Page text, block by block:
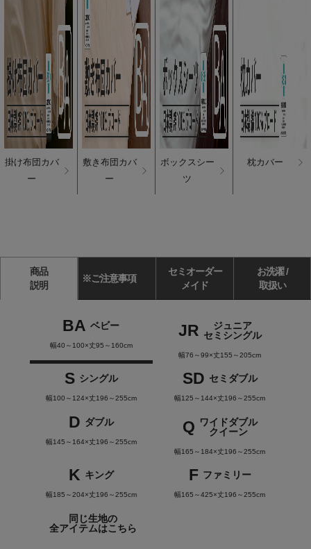
掛け布団カバ
ー
敷き布団カバ
ー
ボックスシー
ツ
枕カバー
商品
説明
※ご注意事項
セミオーダー
メイド
お洗濯 /
取扱い
BA ベビー
幅40～100×丈95～160cm
JR
ジュニア
セミシングル
幅76～99×丈155～205cm
S シングル
幅100～124×丈196～255cm
SD セミダブル
幅125～144×丈196～255cm
D ダブル
幅145～164×丈196～255cm
Q ワイドダブル
クイーン
幅165～184×丈196～255cm
K キング
幅185～204×丈196～255cm
F ファミリー
幅165～425×丈196～255cm
同じ生地の
全アイテムはこちら